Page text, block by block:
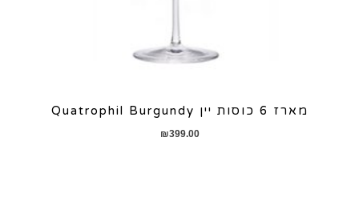
מארז 6 כוסות יין Quatrophil Burgundy
₪399.00